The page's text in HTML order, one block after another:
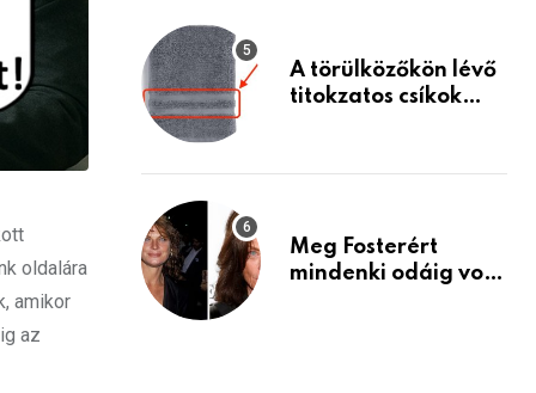
oldalára
amikor
az
A törülközőkön lévő
titokzatos csíkok
Meg Fosterért
mindenki odáig volt